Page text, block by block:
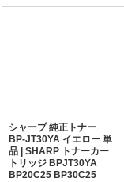
シャープ 純正トナー
BP-JT30YA イエロー 単
品 | SHARP トナーカー
トリッジ BPJT30YA
BP20C25 BP30C25